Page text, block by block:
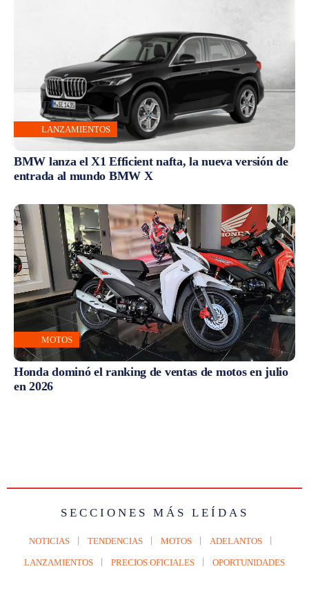
LANZAMIENTOS
BMW lanza el X1 Efficient nafta, la nueva versión de
entrada al mundo BMW X
MOTOS
Honda dominó el ranking de ventas de motos en julio
en 2026
SECCIONES MÁS LEÍDAS
NOTICIAS TENDENCIAS MOTOS ADELANTOS
LANZAMIENTOS PRECIOS OFICIALES OPORTUNIDADES